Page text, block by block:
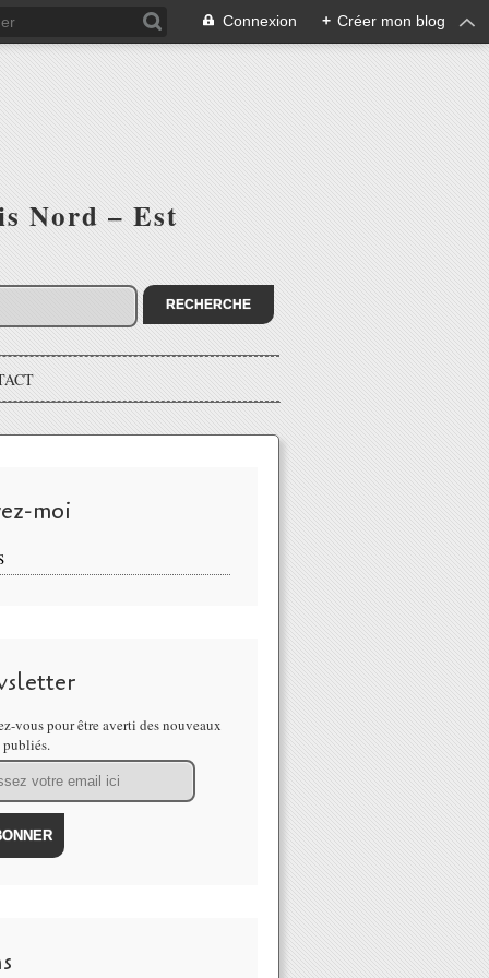
Connexion + Créer mon blog
Nord – Est
moi
vous pour être averti des nouveaux